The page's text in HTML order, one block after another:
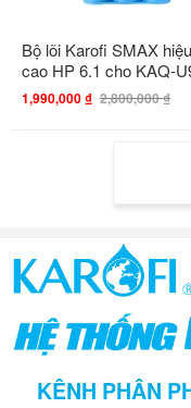
Bộ lõi Karofi SMAX
cao HP 6.1 cho KAQ-
1,990,000₫ 2,800,000₫
KÊNH PHÂN